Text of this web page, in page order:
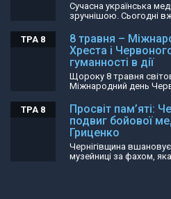
Сучасна українська
зручнішою. Сьогодні
8 травня –
Хреста і
гуманності в дії
ТРА 8
Щороку 8 травня
Міжнародний день
Просвіт пам’яті:
подвиг бойової
Гриценко
ТРА 8
Чернігівщина
музейниці за фахом,